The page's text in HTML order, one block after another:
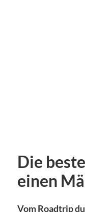
Die
einen
Vom Roadtrip